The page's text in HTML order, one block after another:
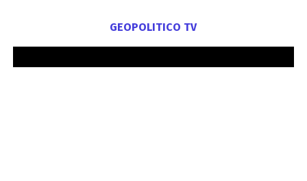
GEOPOLITICO TV